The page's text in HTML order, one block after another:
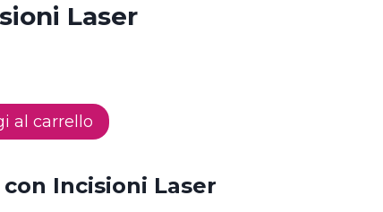
Laser
al carrello
Incisioni Laser